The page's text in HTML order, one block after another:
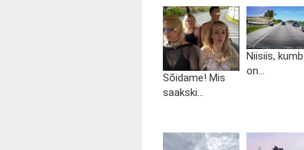
Sõidame! Mis
saakski...
Niisiis, kumb
on...